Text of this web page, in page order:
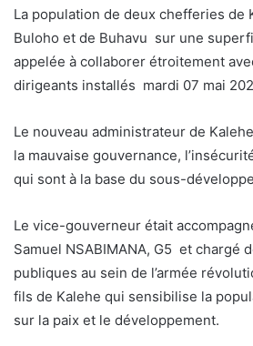
La population de deux chefferies de
Buloho et de Buhavu sur une
appelée à collaborer étroitement
dirigeants installés mardi 07 mai
Le nouveau administrateur de
la mauvaise gouvernance,
qui sont à la base du sous-
Le vice-gouverneur était
Samuel NSABIMANA, G5 et chargé
publiques au sein de l’armée
fils de Kalehe qui sensibilise la
sur la paix et le développement.